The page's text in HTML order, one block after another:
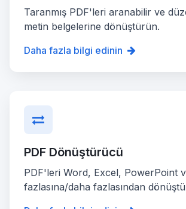
Taranmış PDF'leri aranabilir ve
metin belgelerine dönüştürün.
Daha fazla bilgi edinin
PDF Dönüştürücü
PDF'leri Word, Excel, PowerPoint
fazlasına/daha fazlasından